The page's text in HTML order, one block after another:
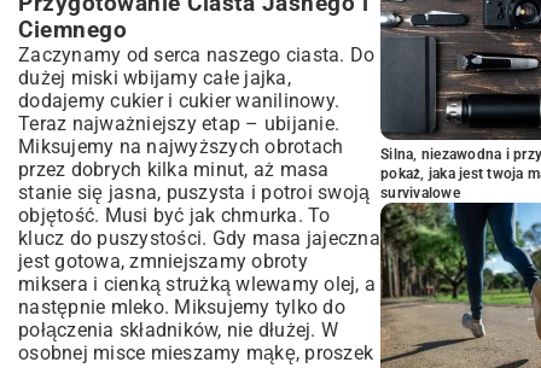
Ciemnego
Zaczynamy od serca naszego ciasta. Do
dużej miski wbijamy całe jajka,
dodajemy cukier i cukier wanilinowy.
Teraz najważniejszy etap – ubijanie.
Miksujemy na najwyższych obrotach
przez dobrych kilka minut, aż masa
stanie się jasna, puszysta i potroi swoją
objętość. Musi być jak chmurka. To
klucz do puszystości. Gdy masa jajeczna
jest gotowa, zmniejszamy obroty
miksera i cienką strużką wlewamy olej, a
następnie mleko. Miksujemy tylko do
połączenia składników, nie dłużej. W
osobnej misce mieszamy mąkę, proszek
Silna, niezawodna i
pokaż, jaka jest twoja
survivalowe